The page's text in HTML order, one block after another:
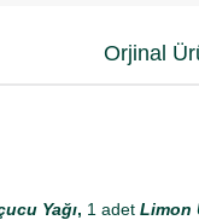
Orjinal
Yağı, 1 adet Limon